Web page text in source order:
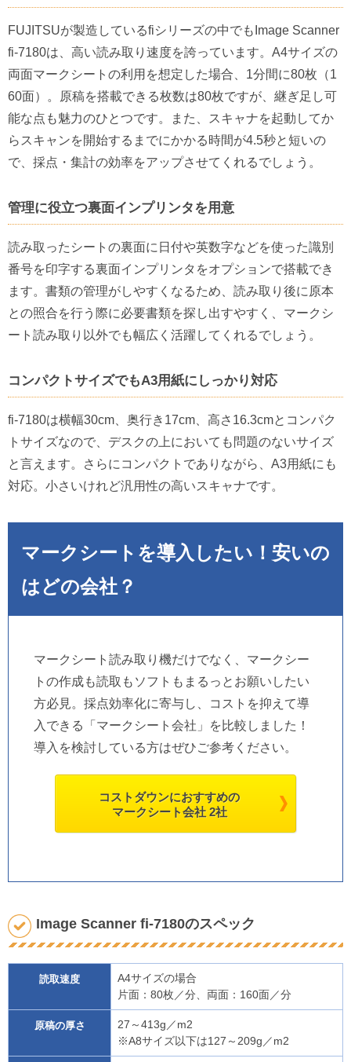
FUJITSUが製造しているfiシリーズの中でもImage Scanner
fi-7180は、高い読み取り速度を誇っています。A4サイズの
両面マークシートの利用を想定した場合、1分間に80枚（1
60面）。原稿を搭載できる枚数は80枚ですが、継ぎ足し可
能な点も魅力のひとつです。また、スキャナを起動してか
らスキャンを開始するまでにかかる時間が4.5秒と短いの
で、採点・集計の効率をアップさせてくれるでしょう。
管理に役立つ裏面インプリンタを用意
読み取ったシートの裏面に日付や英数字などを使った識別
番号を印字する裏面インプリンタをオプションで搭載でき
ます。書類の管理がしやすくなるため、読み取り後に原本
との照合を行う際に必要書類を探し出すやすく、マークシ
ート読み取り以外でも幅広く活躍してくれるでしょう。
コンパクトサイズでもA3用紙にしっかり対応
fi-7180は横幅30cm、奥行き17cm、高さ16.3cmとコンパク
トサイズなので、デスクの上においても問題のないサイズ
と言えます。さらにコンパクトでありながら、A3用紙にも
対応。小さいけれど汎用性の高いスキャナです。
マークシートを導入したい！安いの
はどの会社？
マークシート読み取り機だけでなく、マークシー
トの作成も読取もソフトもまるっとお願いしたい
方必見。採点効率化に寄与し、コストを抑えて導
入できる「マークシート会社」を比較しました！
導入を検討している方はぜひご参考ください。
コストダウンにおすすめの
マークシート会社 2社
Image Scanner fi-7180のスペック
読取速度
A4サイズの場合
片面：80枚／分、両面：160面／分
原稿の厚さ
27～413g／m2
※A8サイズ以下は127～209g／m2